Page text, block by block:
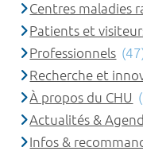
Centres maladies
Patients et
Professionnels
Recherche et
À propos du CHU
Actualités &
Infos &